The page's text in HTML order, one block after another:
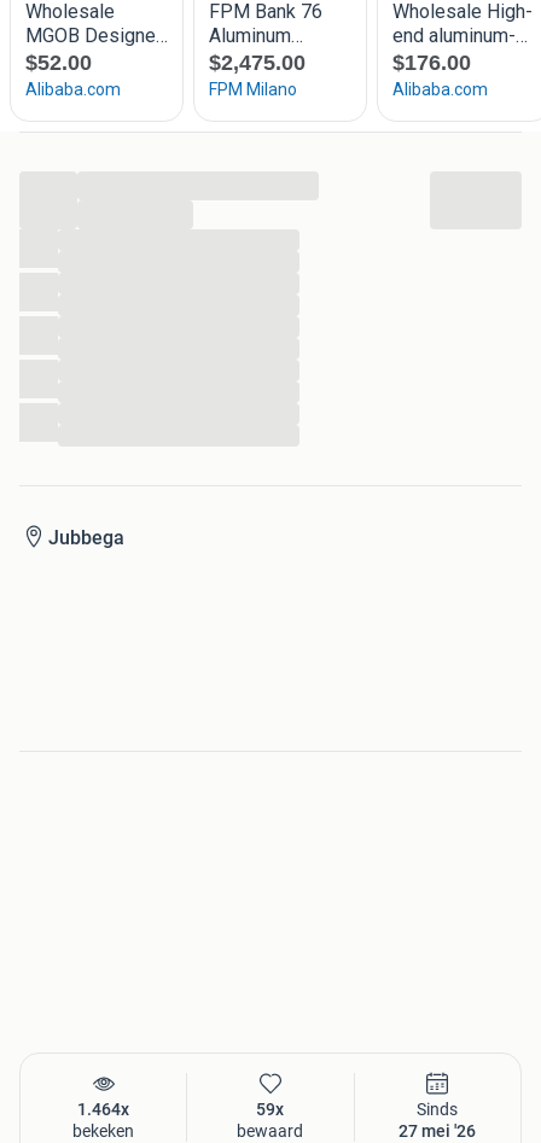
Jubbega
1.464x
bekeken
59x
bewaard
Sinds
27 mei '26